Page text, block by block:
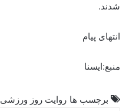
شدند.
انتهای پیام
منبع:ایسنا
برچسب ها روایت روز ورزشی